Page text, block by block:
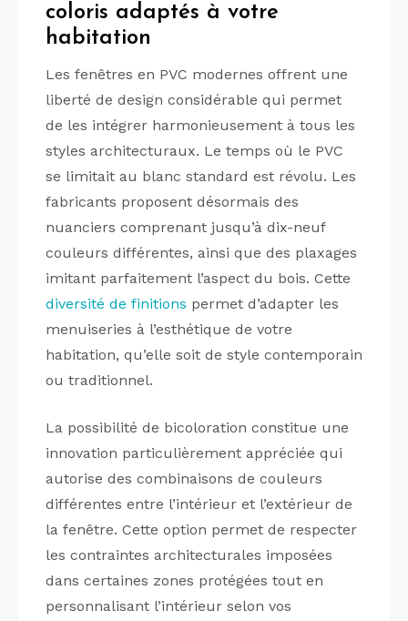
coloris adaptés à votre
habitation
Les fenêtres en PVC modernes offrent une
liberté de design considérable qui permet
de les intégrer harmonieusement à tous les
styles architecturaux. Le temps où le PVC
se limitait au blanc standard est révolu. Les
fabricants proposent désormais des
nuanciers comprenant jusqu’à dix-neuf
couleurs différentes, ainsi que des plaxages
imitant parfaitement l’aspect du bois. Cette
diversité de finitions permet d’adapter les
menuiseries à l’esthétique de votre
habitation, qu’elle soit de style contemporain
ou traditionnel.
La possibilité de bicoloration constitue une
innovation particulièrement appréciée qui
autorise des combinaisons de couleurs
différentes entre l’intérieur et l’extérieur de
la fenêtre. Cette option permet de respecter
les contraintes architecturales imposées
dans certaines zones protégées tout en
personnalisant l’intérieur selon vos